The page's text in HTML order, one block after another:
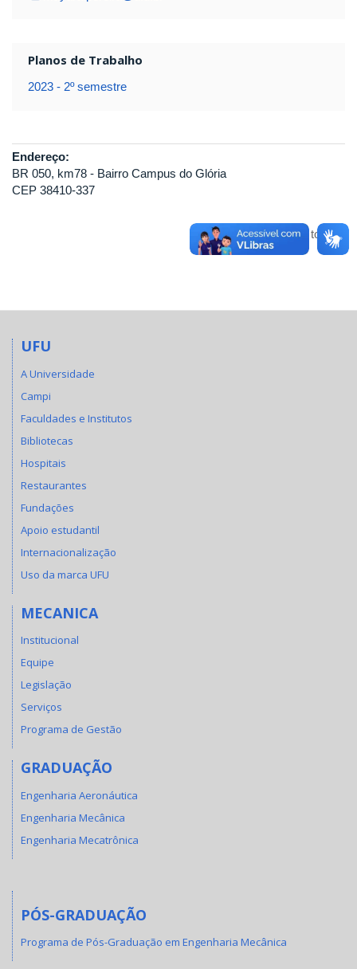
Planos de Trabalho
2023 - 2º semestre
Endereço:
BR 050, km78 - Bairro Campus do Glória
CEP 38410-337
Voltar para o topo
UFU
A Universidade
Campi
Faculdades e Institutos
Bibliotecas
Hospitais
Restaurantes
Fundações
Apoio estudantil
Internacionalização
Uso da marca UFU
MECANICA
Institucional
Equipe
Legislação
Serviços
Programa de Gestão
GRADUAÇÃO
Engenharia Aeronáutica
Engenharia Mecânica
Engenharia Mecatrônica
PÓS-GRADUAÇÃO
Programa de Pós-Graduação em Engenharia Mecânica